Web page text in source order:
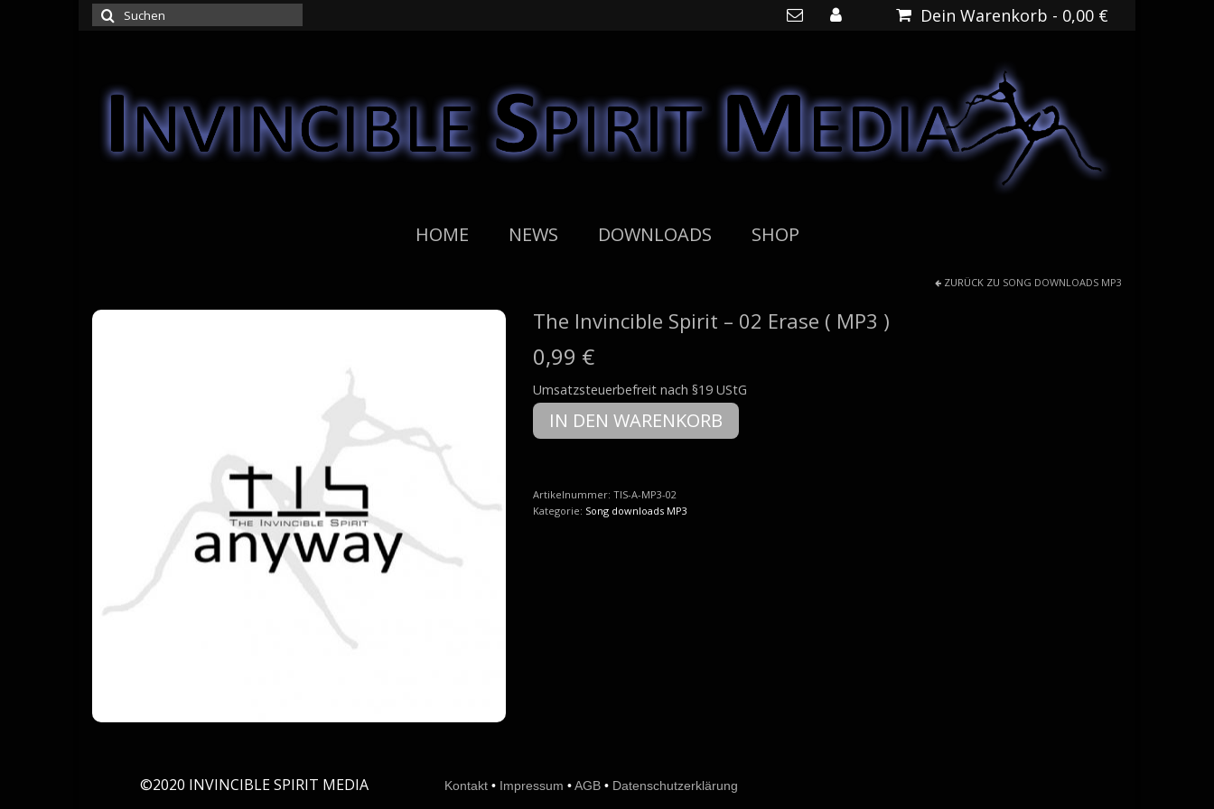
Dein Warenkorb - 0,00 €
Suchen
nach:
HOME NEWS DOWNLOADS SHOP
ZURÜCK ZU SONG DOWNLOADS MP3
The Invincible Spirit – 02 Erase ( MP3 )
0,99 €
Umsatzsteuerbefreit nach §19 UStG
The
Invincible
Spirit
Erase
(
MP3
IN DEN WARENKORB
Artikelnummer: TIS-A-MP3-02
Kategorie: Song downloads MP3
©2020 INVINCIBLE SPIRIT MEDIA Kontakt • Impressum •AGB • Datenschutzerklärung